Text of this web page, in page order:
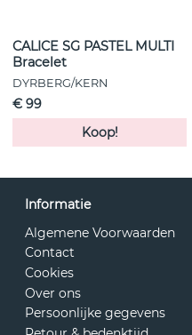
CALICE SG PASTEL MULTI
Bracelet
DYRBERG/KERN
€ 99
Koop!
Informatie
Algemene Voorwaarden
Contact
Cookies
Over ons
Persoonlijke gegevens